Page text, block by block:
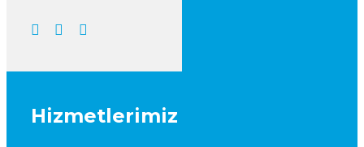
Hizmetlerimiz